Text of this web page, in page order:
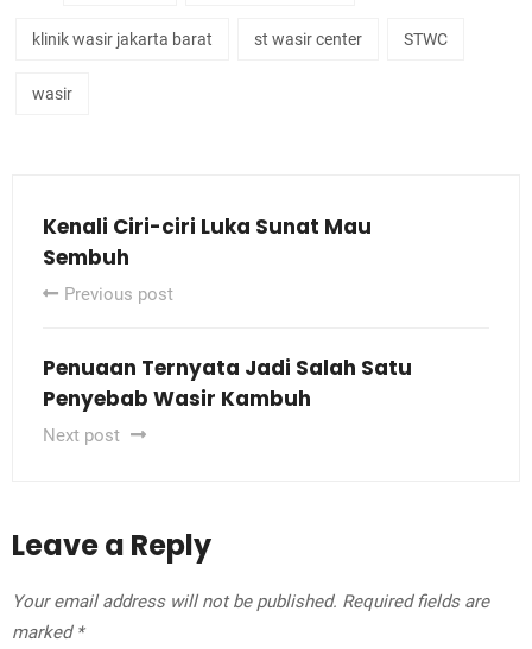
klinik wasir jakarta barat st wasir center STWC
wasir
Kenali Ciri-ciri Luka Sunat Mau
Sembuh
Previous post
Penuaan Ternyata Jadi Salah Satu
Penyebab Wasir Kambuh
Next post
Leave a Reply
Your email address will not be published. Required fields are
marked *